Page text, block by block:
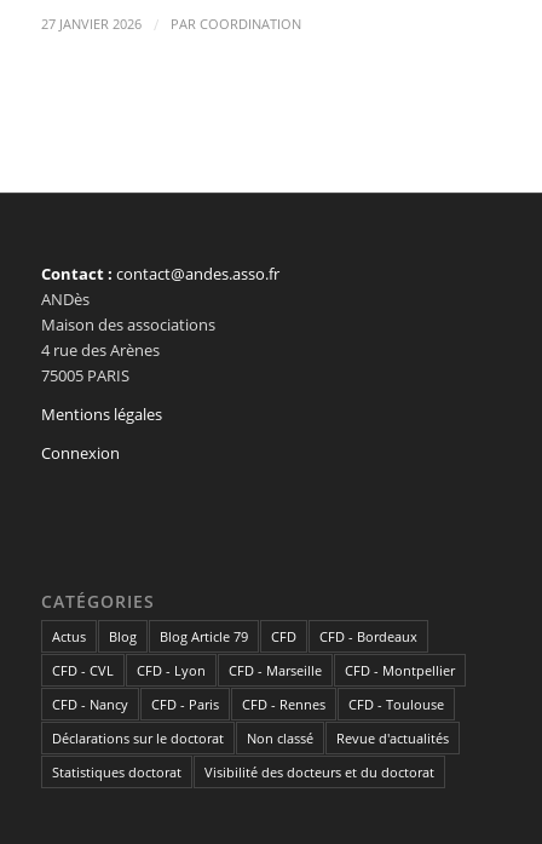
27 JANVIER 2026 / PAR COORDINATION
Contact : contact@andes.asso.fr
ANDès
Maison des associations
4 rue des Arènes
75005 PARIS
Mentions légales
Connexion
CATÉGORIES
Actus Blog Blog Article 79 CFD
CFD - Bordeaux
CFD - CVL
CFD - Lyon CFD - Marseille
CFD - Montpellier
CFD - Nancy
CFD - Paris CFD - Rennes
CFD - Toulouse
Déclarations sur le doctorat
Non classé
Revue d'actualités
Statistiques doctorat
Visibilité des docteurs et du doctorat